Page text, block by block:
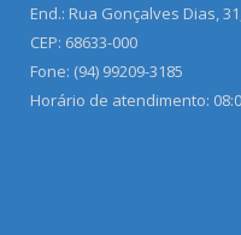
End.: Rua Gonçalves Dias,
CEP: 68633-000
Fone: (94) 99209-3185
Horário de atendimento: